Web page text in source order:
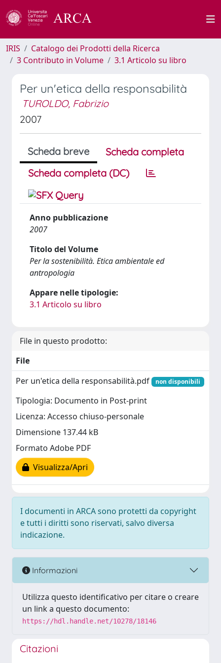
IRIS
Catalogo dei Prodotti della Ricerca
3 Contributo in Volume
3.1 Articolo su libro
Per un'etica della responsabilità
TUROLDO, Fabrizio
2007
Scheda breve
Scheda completa
Scheda completa (DC)
Anno pubblicazione
2007
Titolo del Volume
Per la sostenibilità. Etica ambientale ed
antropologia
Appare nelle tipologie:
3.1 Articolo su libro
File in questo prodotto:
File
Per un'etica della responsabilità.pdf
non disponibili
Tipologia: Documento in Post-print
Licenza: Accesso chiuso-personale
Dimensione 137.44 kB
Formato Adobe PDF
Visualizza/Apri
I documenti in ARCA sono protetti da copyright
e tutti i diritti sono riservati, salvo diversa
indicazione.
Informazioni
Utilizza questo identificativo per citare o creare
un link a questo documento:
https://hdl.handle.net/10278/18146
Citazioni